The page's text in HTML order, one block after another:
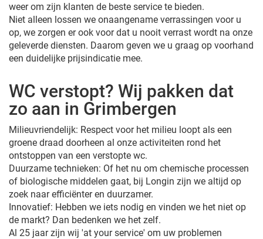
weer om zijn klanten de beste service te bieden.
Niet alleen lossen we onaangename verrassingen voor u
op, we zorgen er ook voor dat u nooit verrast wordt na onze
geleverde diensten. Daarom geven we u graag op voorhand
een duidelijke prijsindicatie mee.
WC verstopt? Wij pakken dat
zo aan in Grimbergen
Milieuvriendelijk: Respect voor het milieu loopt als een
groene draad doorheen al onze activiteiten rond het
ontstoppen van een verstopte wc.
Duurzame technieken: Of het nu om chemische processen
of biologische middelen gaat, bij Longin zijn we altijd op
zoek naar efficiënter en duurzamer.
Innovatief: Hebben we iets nodig en vinden we het niet op
de markt? Dan bedenken we het zelf.
Al 25 jaar zijn wij 'at your service' om uw problemen